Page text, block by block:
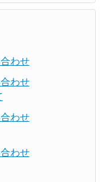
わせ
わせ
わせ
わせ